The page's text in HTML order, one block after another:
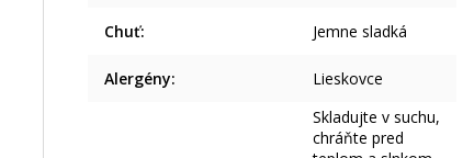
Chuť: Jemne sladká
Alergény: Lieskovce
Skladujte v suchu,
chráňte pred